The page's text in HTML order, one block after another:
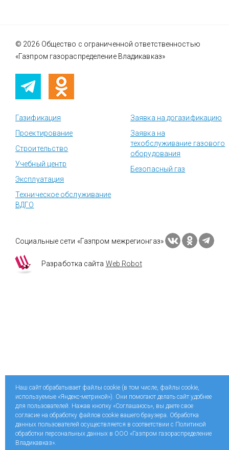
© 2026 Общество с ограниченной ответственностью
«Газпром газораспределение Владикавказ»
Газификация
Проектирование
Строительство
Учебный центр
Эксплуатация
Техническое обслуживание
ВДГО
Заявка на догазификацию
Заявка на
техобслуживание газового
оборудования
Безопасный газ
Социальные сети «Газпром межрегионгаз»
Разработка сайта Web Robot
Наш сайт обрабатывает файлы cookie (в том числе, файлы cookie,
используемые «Яндекс-метрикой»). Они помогают делать сайт удобнее
для пользователей. Нажав кнопку «Соглашаюсь», вы даете свое
согласие на обработку файлов cookie вашего браузера. Обработка
данных пользователей осуществляется в соответствии с Политикой
обработки персональных данных в ООО «Газпром газораспределение
Владикавказ».